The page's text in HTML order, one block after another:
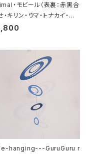
・モビール（表裏：赤黒合
・キリン・ウマ・トナカイ・ラ
ロバ）
hanging---GuruGuru r